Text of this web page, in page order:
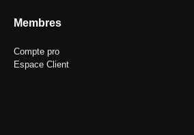
Membres
Compte pro
Espace Client